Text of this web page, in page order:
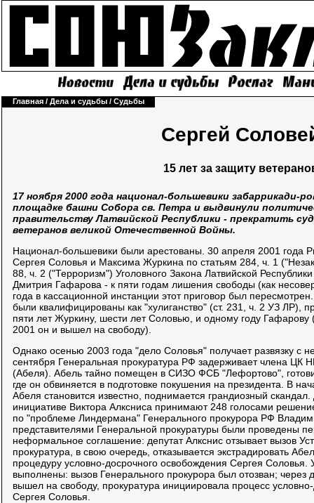
Главная / Дела и судьбы / Судьбы
Сергей
15 лет за защиту
17 ноября 2000 года национал-большевики забаррикади-
площадке башни Собора св. Петра и выдвинули
правительству Латвийской Республики - прекратить
ветеранов великой Отечественной Войны.
Национал-большевики были арестованы. 30 апреля 2001 года
Сергея Соловья и Максима Журкина по статьям 284, ч. 1
88, ч. 2 ("Терроризм") Уголовного Закона Латвийской
Дмитрия Гафарова - к пяти годам лишения свободы (как
года в кассационной инстанции этот приговор был
были квалифицированы как "хулиганство" (ст. 231, ч. 2 УЗ ЛР),
пяти лет Журкину, шести лет Соловью, и одному году Гафарову
2001 он и вышел на свободу).
Однако осенью 2003 года "дело Соловья" получает развязку с
сентября Генеральная прокуратура РФ задерживает члена
(Абеля). Абель тайно помещен в СИЗО ФСБ "Лефортово",
где он обвиняется в подготовке покушения на президента. В
Абеля становится известно, поднимается грандиозный
инициативе Виктора Алксниса принимают 248 голосами
по "проблеме Линдермана" Генерального прокурора РФ
представителями Генеральной прокуратуры были проведены
неформальное соглашение: депутат Алкснис отзывает вызов
прокуратура, в свою очередь, отказывается экстрадировать
процедуру условно-досрочного освобождения Сергея
выполнены: вызов Генерального прокурора был отозван;
вышел на свободу, прокуратура инициировала процесс
Сергея Соловья.